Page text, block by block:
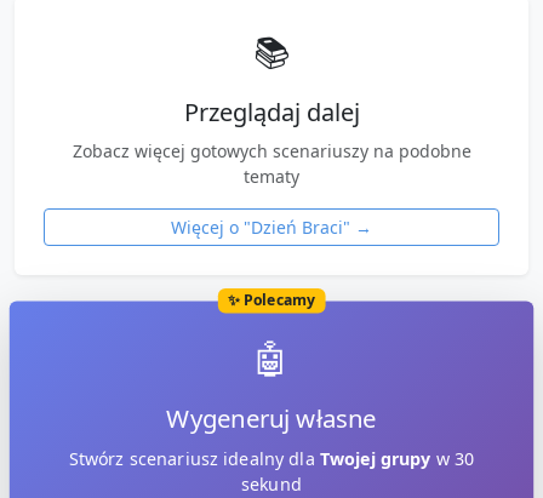
📚
Przeglądaj dalej
Zobacz więcej gotowych scenariuszy na podobne
tematy
Więcej o "Dzień Braci" →
✨ Polecamy
🤖
Wygeneruj własne
Stwórz scenariusz idealny dla Twojej grupy w 30
sekund